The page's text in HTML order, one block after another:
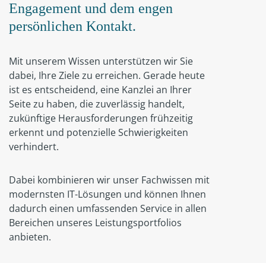
Engagement und dem engen
persönlichen Kontakt.
Mit unserem Wissen unterstützen wir Sie
dabei, Ihre Ziele zu erreichen. Gerade heute
ist es entscheidend, eine Kanzlei an Ihrer
Seite zu haben, die zuverlässig handelt,
zukünftige Herausforderungen frühzeitig
erkennt und potenzielle Schwierigkeiten
verhindert.
Dabei kombinieren wir unser Fachwissen mit
modernsten IT-Lösungen und können Ihnen
dadurch einen umfassenden Service in allen
Bereichen unseres Leistungsportfolios
anbieten.